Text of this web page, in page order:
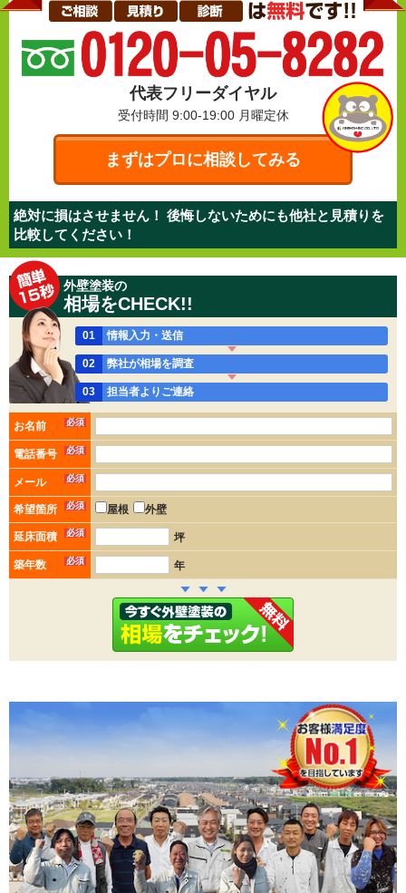
代表フリーダイヤル
受付時間 9:00-19:00 月曜定休
まずはプロに相談してみる
絶対に損はさせません！ 後悔しないためにも他社と見積りを
比較してください！
外壁塗装の
相場をCHECK!!
01 情報入力・送信
02 弊社が相場を調査
03 担当者よりご連絡
お名前 必須
電話番号 必須
メール 必須
希望箇所 必須 屋根 外壁
延床面積 必須 坪
築年数 必須 年